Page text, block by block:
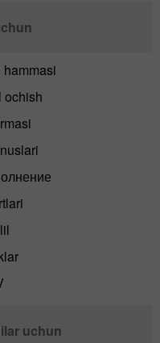
ochish
uchun